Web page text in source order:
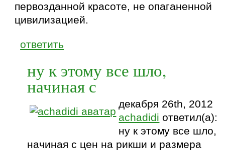
первозданной красоте, не опаганенной
цивилизацией.
ответить
ну к этому все шло,
начиная с
декабря 26th, 2012
achadidi ответил(а):
ну к этому все шло,
начиная с цен на рикши и размера